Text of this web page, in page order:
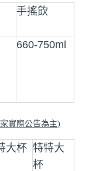
手搖飲
660-750ml
實際公告為主)
大杯 特特大
杯